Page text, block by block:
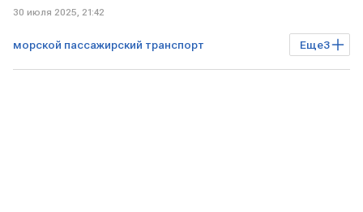
30 июля 2025, 21:42
Еще3
морской пассажирский транспорт
Происшествия СЕВАСТОПОЛЬ